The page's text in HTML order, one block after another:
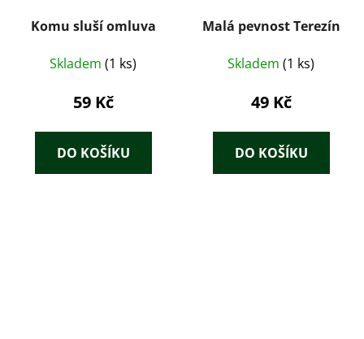
Komu sluší omluva
Skladem (1 ks)
59 Kč
DO KOŠÍKU
Malá pevnost Terezín
Skladem (1 ks)
49 Kč
DO KOŠÍKU